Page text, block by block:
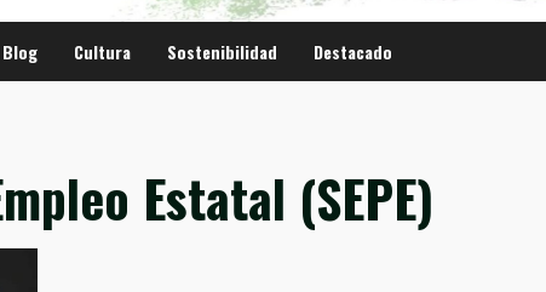
Blog Cultura Sostenibilidad Destacado
Estatal (SEPE)